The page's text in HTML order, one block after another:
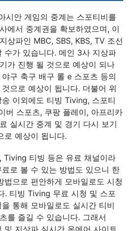
시안 게임의 중계는 스포티비를
에서 중계권을 확보하였으며, 이
상파인 MBC, SBS, KBS, TV 조선
수가 있습니다. 메인 3사 지상파
가 진행 될 것으로 예상이 되나
구 축구 배구 롤 e 스포츠 등의
으로 예상이 됩니다. 더불어 위
이외에도 티빙 Tiving, 스포티
버 스포츠, 쿠팡 플레이, 아프리카
실시간 중계 및 경기 다시 보기
로 예상이 됩니다.
Tiving 티빙 등은 유료 채널이라
로 볼 수 있는 방법도 있으니 한
법으로 편안하게 모바일로도 시청
. 티빙 Tiving 무료 시청 및 스포
통해 모바일로도 실시간 티비
를 즐길 수 있습니다. 그래서
및 지상파 실시간 온에어 사이트